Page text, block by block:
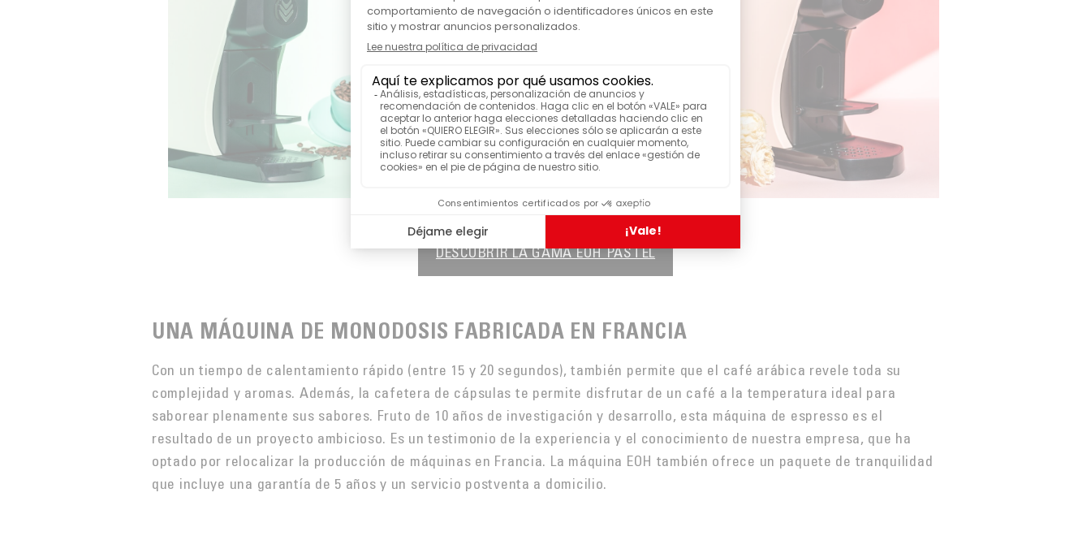
DESCUBRIR LA GAMA EOH PASTEL
UNA MÁQUINA DE MONODOSIS FABRICADA EN FRANCIA
Con un tiempo de calentamiento rápido (entre 15 y 20 segundos), también permite que el café arábica revele toda su
complejidad y aromas. Además, la cafetera de cápsulas te permite disfrutar de un café a la temperatura ideal para
saborear plenamente sus sabores. Fruto de 10 años de investigación y desarrollo, esta máquina de espresso es el
resultado de un proyecto ambicioso. Es un testimonio de la experiencia y el conocimiento de nuestra empresa, que ha
optado por relocalizar la producción de máquinas en Francia. La máquina EOH también ofrece un paquete de tranquilidad
que incluye una garantía de 5 años y un servicio postventa a domicilio.